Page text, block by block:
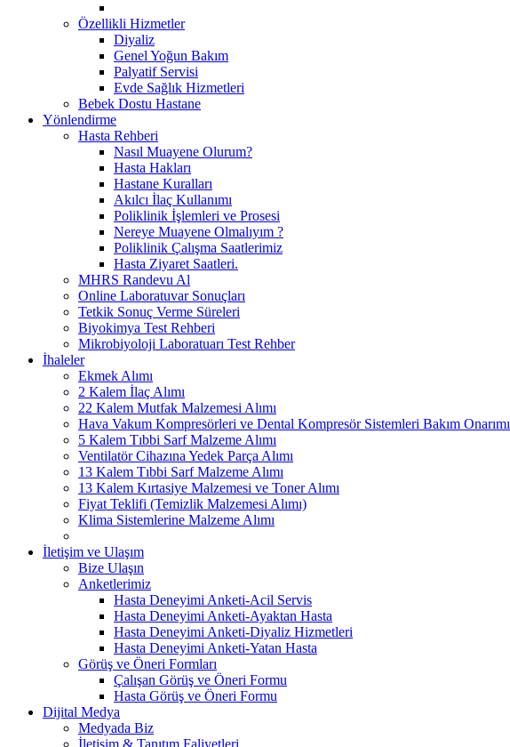
Özellikli Hizmetler
Diyaliz
Genel Yoğun Bakım
Palyatif Servisi
Evde Sağlık Hizmetleri
Bebek Dostu Hastane
Yönlendirme
Hasta Rehberi
Nasıl Muayene Olurum?
Hasta Hakları
Hastane Kuralları
Akılcı İlaç Kullanımı
Poliklinik İşlemleri ve Prosesi
Nereye Muayene Olmalıyım ?
Poliklinik Çalışma Saatlerimiz
Hasta Ziyaret Saatleri.
MHRS Randevu Al
Online Laboratuvar Sonuçları
Tetkik Sonuç Verme Süreleri
Biyokimya Test Rehberi
Mikrobiyoloji Laboratuarı Test Rehber
İhaleler
Ekmek Alımı
2 Kalem İlaç Alımı
22 Kalem Mutfak Malzemesi Alımı
Hava Vakum Kompresörleri ve Dental Kompresör Sistemleri Bakım Onarımı
5 Kalem Tıbbi Sarf Malzeme Alımı
Ventilatör Cihazına Yedek Parça Alımı
13 Kalem Tıbbi Sarf Malzeme Alımı
13 Kalem Kırtasiye Malzemesi ve Toner Alımı
Fiyat Teklifi (Temizlik Malzemesi Alımı)
Klima Sistemlerine Malzeme Alımı
İletişim ve Ulaşım
Bize Ulaşın
Anketlerimiz
Hasta Deneyimi Anketi-Acil Servis
Hasta Deneyimi Anketi-Ayaktan Hasta
Hasta Deneyimi Anketi-Diyaliz Hizmetleri
Hasta Deneyimi Anketi-Yatan Hasta
Görüş ve Öneri Formları
Çalışan Görüş ve Öneri Formu
Hasta Görüş ve Öneri Formu
Dijital Medya
Medyada Biz
İletişim & Tanıtım Faliyetleri